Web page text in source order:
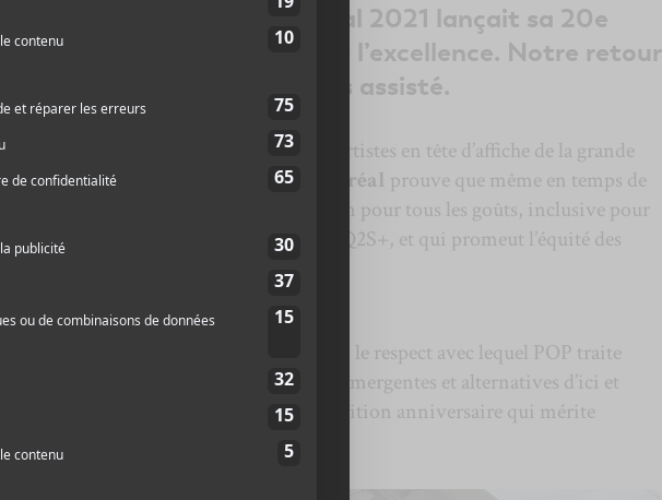
de musique POP Montréal 2021 lançait sa 20e
soir sous le signe de l’excellence. Notre retour
concerts auxquels nous avons assisté.
de voir constamment les mêmes artistes en tête d’affiche de la grande
festivals québécois en 2021.
POP Montréal prouve que même en temps de
il est possible d’offrir une programmation pour tous les goûts, inclusive pour
de couleur et les communautés LGBTQ2S+, et qui promeut l’équité des
avant d’embarquer dans le vif du sujet, le respect avec lequel POP traite
les artistes qui participent aux scènes émergentes et alternatives d’ici et
un réel plaisir d’assister à cette 20e édition anniversaire qui mérite